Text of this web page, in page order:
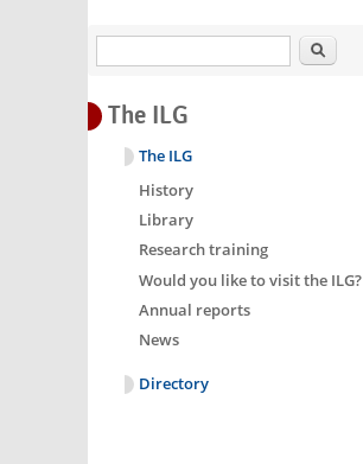
Search
The ILG
The ILG
History
Library
Research training
Would you like to visit the ILG?
Annual reports
News
Directory